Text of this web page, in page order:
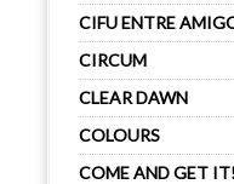
CIFU ENTRE
CIRCUM
CLEAR DAWN
COLOURS
COME AND GET IT!